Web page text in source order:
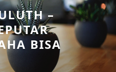
–
BISA